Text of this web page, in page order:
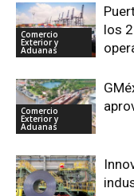
Comercio
Exterior y
Aduanas
los
Comercio
Exterior y
Aduanas